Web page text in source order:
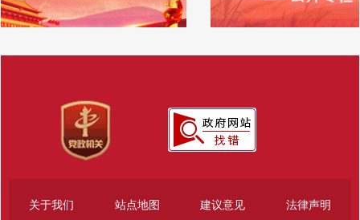
关于我们 站点地图 建议意见 法律声明